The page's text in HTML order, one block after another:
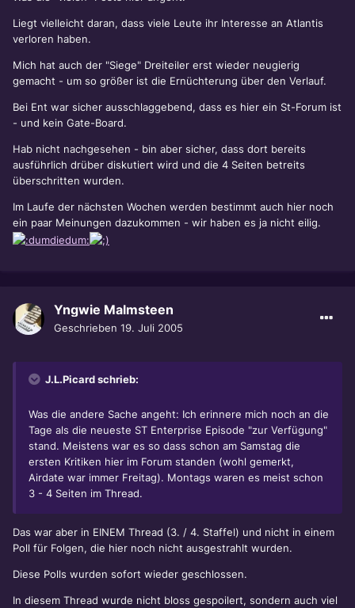
Liegt vielleicht daran, dass viele Leute ihr Interesse an Atlantis
verloren haben.
Mich hat auch der "Siege" Dreiteiler erst wieder neugierig
gemacht - um so größer ist die Ernüchterung über den Verlauf.
Bei Ent war sicher ausschlaggebend, dass es hier ein St-Forum ist
- und kein Gate-Board.
Hab nicht nachgesehen - bin aber sicher, dass dort bereits
ausführlich drüber diskutiert wird und die 4 Seiten betreits
überschritten wurden.
Im Laufe der nächsten Wochen werden bestimmt auch hier noch
ein paar Meinungen dazukommen - wir haben es ja nicht eilig.
Yngwie Malmsteen
Geschrieben 19. Juli 2005
J.L.Picard schrieb:
Was die andere Sache angeht: Ich erinnere mich noch an die
Tage als die neueste ST Enterprise Episode "zur Verfügung"
stand. Meistens war es so dass schon am Samstag die
ersten Kritiken hier im Forum standen (wohl gemerkt,
Airdate war immer Freitag). Montags waren es meist schon
3 - 4 Seiten im Thread.
Das war aber in EINEM Thread (3. / 4. Staffel) und nicht in einem
Poll für Folgen, die hier noch nicht ausgestrahlt wurden.
Diese Polls wurden sofort wieder geschlossen.
In diesem Thread wurde nicht bloss gespoilert, sondern auch viel